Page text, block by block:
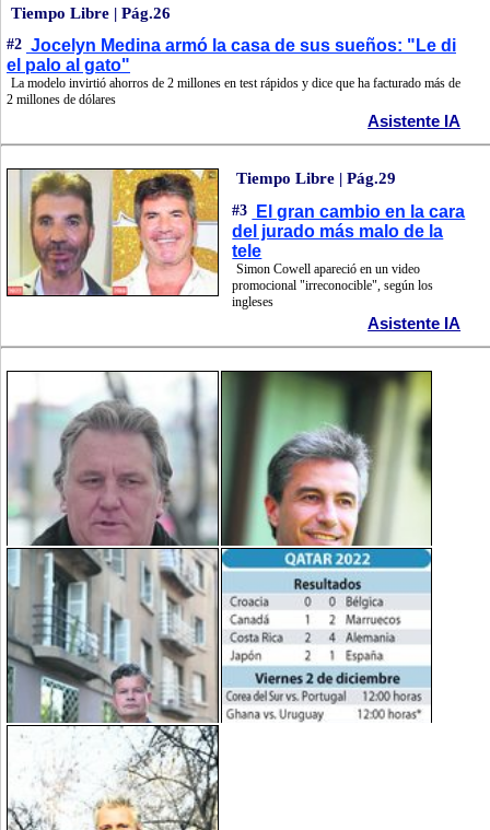
Tiempo Libre | Pág.26
#2 Jocelyn Medina armó la casa de sus sueños: "Le di
el palo al gato"
La modelo invirtió ahorros de 2 millones en test rápidos y dice que ha facturado más de
2 millones de dólares
Asistente IA
Tiempo Libre | Pág.29
#3
El gran cambio en la cara
del jurado más malo de la
tele
Simon Cowell apareció en un video
promocional "irreconocible", según los
ingleses
Asistente IA